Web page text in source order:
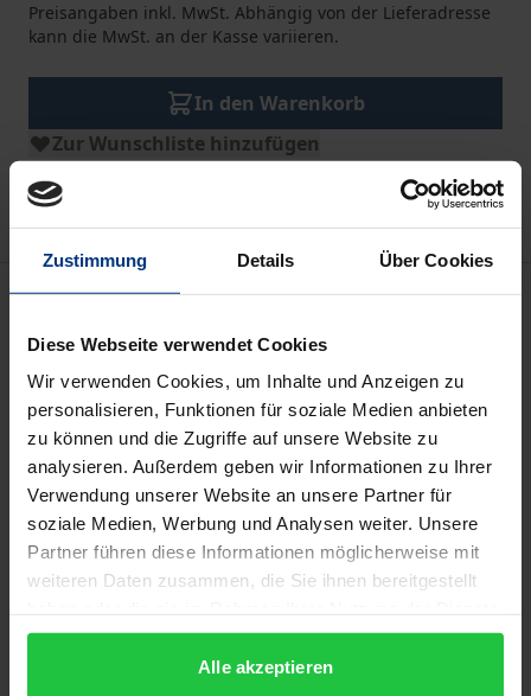
Zustimmung Details Über Cookies
Diese Webseite verwendet Cookies
Wir verwenden Cookies, um Inhalte und Anzeigen zu
personalisieren, Funktionen für soziale Medien anbieten
zu können und die Zugriffe auf unsere Website zu
analysieren. Außerdem geben wir Informationen zu Ihrer
Verwendung unserer Website an unsere Partner für
soziale Medien, Werbung und Analysen weiter. Unsere
Partner führen diese Informationen möglicherweise mit
weiteren Daten zusammen, die Sie ihnen bereitgestellt
gesammelt haben.
Alle akzeptieren
Preisangaben inkl. MwSt. Abhängig von der Lieferadresse
kann die MwSt. an der Kasse variieren.
In den Warenkorb
Zur Wunschliste hinzufügen
Beschreibung
Krisenphänomenen zu tun, die sich auf ihre
Akzeptanz und Handlungsfähigkeit nachteilig
ausgewirkt haben. Aus einer verfassungsrechtlichen
Perspektive zeigt sich, dass rechtliche Grundwerte
der EU selbst, aber auch der in ihnen
zusammengeschlossenen Verfassungsstaaten
zumindest nicht mehr überall selbstverständlich
akzeptiert sind. Die Beiträge dieses Sammelbandes
greifen dies auf und untersuchen die